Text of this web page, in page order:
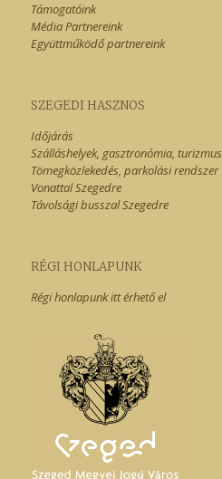
Támogatóink
Média Partnereink
Együttműködő partnereink
SZEGEDI HASZNOS
Időjárás
Szálláshelyek, gasztronómia, turizmus
Tömegközlekedés, parkolási rendszer
Vonattal Szegedre
Távolsági busszal Szegedre
RÉGI HONLAPUNK
Régi honlapunk itt érhető el